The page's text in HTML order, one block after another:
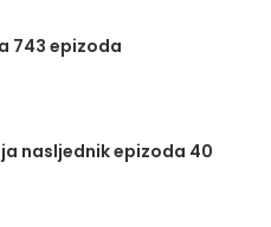
743 epizoda
nasljednik epizoda 40